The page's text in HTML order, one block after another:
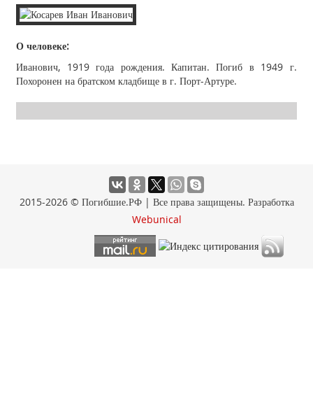
О человеке:
Иванович, 1919 года рождения. Капитан. Погиб в 1949 г.
Похоронен на братском кладбище в г. Порт-Артуре.
2015-2026 © Погибшие.РФ | Все права защищены. Разработка
Webunical